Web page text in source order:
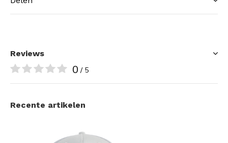
Reviews
0 / 5
Recente artikelen